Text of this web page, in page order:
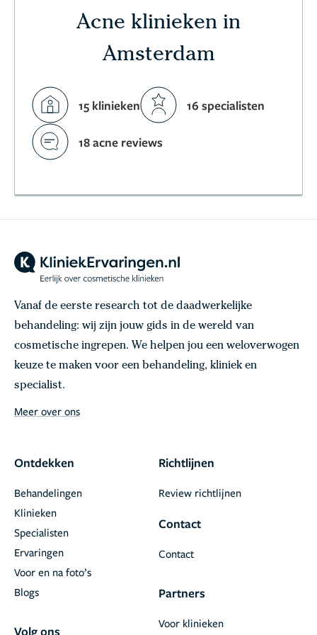
Acne klinieken in
Amsterdam
15 klinieken 16 specialisten
18 acne reviews
Vanaf de eerste research tot de daadwerkelijke
behandeling: wij zijn jouw gids in de wereld van
cosmetische ingrepen. We helpen jou een weloverwogen
keuze te maken voor een behandeling, kliniek en
specialist.
Meer over ons
Ontdekken
Behandelingen
Klinieken
Specialisten
Ervaringen
Voor en na foto’s
Blogs
Volg ons
Richtlijnen
Review richtlijnen
Contact
Contact
Partners
Voor klinieken